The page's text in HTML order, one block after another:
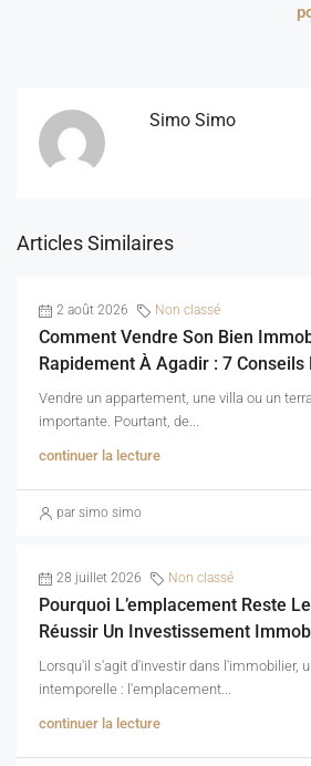
Simo Simo
Articles Similaires
2 août 2026 Non classé
Comment Vendre Son Bien
Rapidement À Agadir : 7 Conseils
Vendre un appartement, une villa ou un
importante. Pourtant, de...
continuer la lecture
par simo simo
28 juillet 2026 Non classé
Pourquoi L’emplacement Reste
Réussir Un Investissement
Lorsqu'il s'agit d'investir dans l'immobilier,
intemporelle : l'emplacement...
continuer la lecture